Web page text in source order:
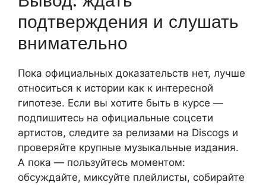
подтверждения и слушать
внимательно
Пока официальных доказательств нет, лучше
относиться к истории как к интересной
гипотезе. Если вы хотите быть в курсе —
подпишитесь на официальные соцсети
артистов, следите за релизами на Discogs и
проверяйте крупные музыкальные издания.
А пока — пользуйтесь моментом:
обсуждайте, миксуйте плейлисты, собирайте